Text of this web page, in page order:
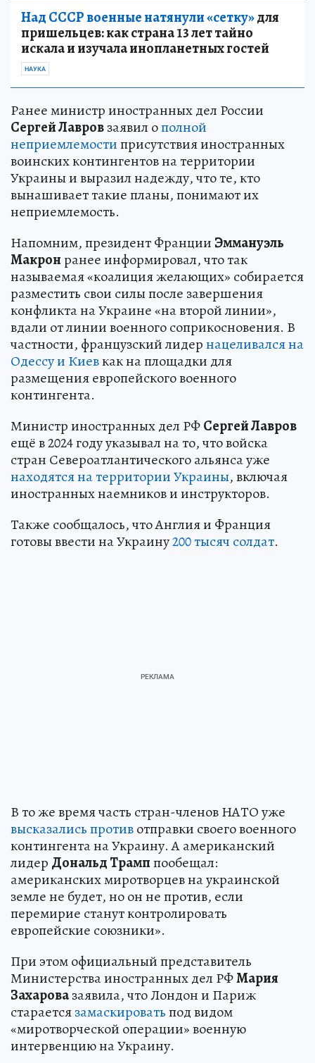
Над СССР военные натянули «сетку»для
пришельцев: как страна 13 лет тайно
искала и изучала инопланетных гостей
НАУКА
Ранее министр иностранных дел России
Сергей Лавровзаявил ополной
неприемлемостиприсутствия иностранных
воинских контингентов на территории
Украины и выразил надежду, что те, кто
вынашивает такие планы, понимают их
неприемлемость.
Напомним, президент Франции Эммануэль
Макронранее информировал, что так
называемая «коалиция желающих» собирается
разместить свои силы после завершения
конфликта на Украине «на второй линии»,
вдали от линии военного соприкосновения. В
частности, французский лидернацеливался на
Одессу и Киевкак на площадки для
размещения европейского военного
контингента.
Министр иностранных дел РФСергей Лавров
ещё в 2024 году указывал на то, что войска
стран Североатлантического альянса уже
находятся на территории Украины, включая
иностранных наемников и инструкторов.
Также сообщалось, что Англия и Франция
готовы ввести на Украину200 тысяч солдат.
В то же время часть стран-членов НАТО уже
высказались противотправки своего военного
контингента на Украину. А американский
лидер Дональд Трамппообещал:
американских миротворцев на украинской
земле не будет, но он не против, если
перемирие станут контролировать
европейские союзники».
При этом официальный представитель
Министерства иностранных дел РФМария
Захаровазаявила, что Лондон и Париж
стараетсязамаскироватьпод видом
«миротворческой операции» военную
интервенцию на Украину.